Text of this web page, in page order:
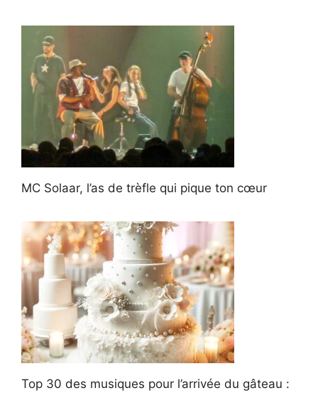
MC Solaar, l’as de trèfle qui pique ton cœur
Top 30 des musiques pour l’arrivée du gâteau :